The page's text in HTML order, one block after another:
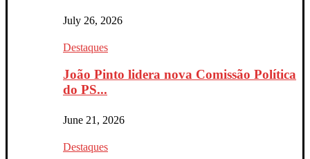
July 26, 2026
Destaques
João Pinto lidera nova Comissão Política
do PS...
June 21, 2026
Destaques